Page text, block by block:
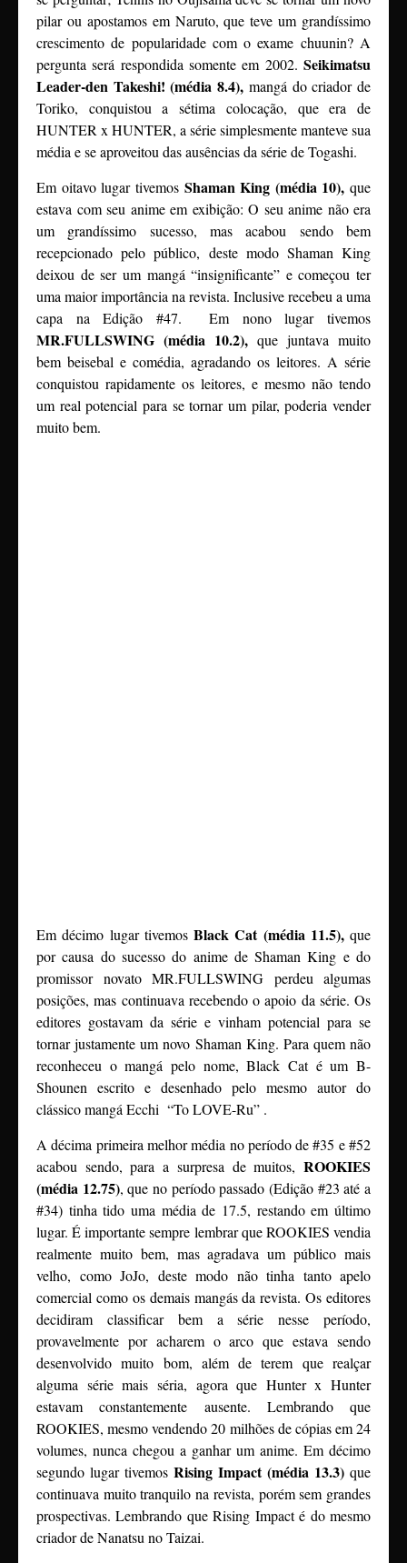
pilar ou apostamos em Naruto, que teve um grandíssimo
crescimento de popularidade com o exame chuunin? A
pergunta será respondida somente em 2002. Seikimatsu
Leader-den Takeshi! (média 8.4), mangá do criador de
Toriko, conquistou a sétima colocação, que era de
HUNTER x HUNTER, a série simplesmente manteve sua
média e se aproveitou das ausências da série de Togashi.
Em oitavo lugar tivemos Shaman King (média 10), que
estava com seu anime em exibição: O seu anime não era
um grandíssimo sucesso, mas acabou sendo bem
recepcionado pelo público, deste modo Shaman King
deixou de ser um mangá “insignificante” e começou ter
uma maior importância na revista. Inclusive recebeu a uma
capa na Edição #47. Em nono lugar tivemos
MR.FULLSWING (média 10.2), que juntava muito
bem beisebal e comédia, agradando os leitores. A série
conquistou rapidamente os leitores, e mesmo não tendo
um real potencial para se tornar um pilar, poderia vender
muito bem.
Em décimo lugar tivemos Black Cat (média 11.5),que
por causa do sucesso do anime de Shaman King e do
promissor novato MR.FULLSWING perdeu algumas
posições, mas continuava recebendo o apoio da série. Os
editores gostavam da série e vinham potencial para se
tornar justamente um novo Shaman King. Para quem não
reconheceu o mangá pelo nome, Black Cat é um B-
Shounen escrito e desenhado pelo mesmo autor do
clássico mangá Ecchi “To LOVE-Ru” .
A décima primeira melhor média no período de #35 e #52
acabou sendo, para a surpresa de muitos, ROOKIES
(média 12.75), que no período passado (Edição #23 até a
#34) tinha tido uma média de 17.5, restando em último
lugar. É importante sempre lembrar que ROOKIES vendia
realmente muito bem, mas agradava um público mais
velho, como JoJo, deste modo não tinha tanto apelo
comercial como os demais mangás da revista. Os editores
decidiram classificar bem a série nesse período,
provavelmente por acharem o arco que estava sendo
desenvolvido muito bom, além de terem que realçar
alguma série mais séria, agora que Hunter x Hunter
estavam constantemente ausente. Lembrando que
ROOKIES, mesmo vendendo 20 milhões de cópias em 24
volumes, nunca chegou a ganhar um anime. Em décimo
segundo lugar tivemos Rising Impact (média 13.3) que
continuava muito tranquilo na revista, porém sem grandes
prospectivas. Lembrando que Rising Impact é do mesmo
criador de Nanatsu no Taizai.